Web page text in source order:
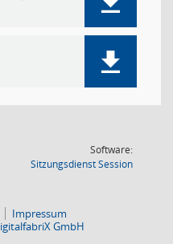
Software:
SitzungsdienstSession(Wird in
Impressum
GmbH